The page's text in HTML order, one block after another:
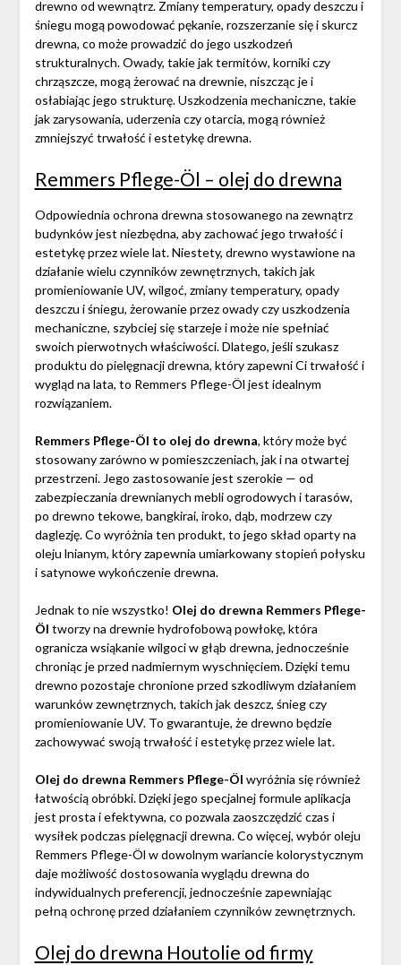
drewno od wewnątrz. Zmiany temperatury, opady deszczu i
śniegu mogą powodować pękanie, rozszerzanie się i skurcz
drewna, co może prowadzić do jego uszkodzeń
strukturalnych. Owady, takie jak termitów, korniki czy
chrząszcze, mogą żerować na drewnie, niszcząc je i
osłabiając jego strukturę. Uszkodzenia mechaniczne, takie
jak zarysowania, uderzenia czy otarcia, mogą również
zmniejszyć trwałość i estetykę drewna.
Remmers Pflege-Öl – olej do drewna
Odpowiednia ochrona drewna stosowanego na zewnątrz
budynków jest niezbędna, aby zachować jego trwałość i
estetykę przez wiele lat. Niestety, drewno wystawione na
działanie wielu czynników zewnętrznych, takich jak
promieniowanie UV, wilgoć, zmiany temperatury, opady
deszczu i śniegu, żerowanie przez owady czy uszkodzenia
mechaniczne, szybciej się starzeje i może nie spełniać
swoich pierwotnych właściwości. Dlatego, jeśli szukasz
produktu do pielęgnacji drewna, który zapewni Ci trwałość i
wygląd na lata, to Remmers Pflege-Öl jest idealnym
rozwiązaniem.
Remmers Pflege-Öl to olej do drewna, który może być
stosowany zarówno w pomieszczeniach, jak i na otwartej
przestrzeni. Jego zastosowanie jest szerokie — od
zabezpieczania drewnianych mebli ogrodowych i tarasów,
po drewno tekowe, bangkirai, iroko, dąb, modrzew czy
daglezję. Co wyróżnia ten produkt, to jego skład oparty na
oleju lnianym, który zapewnia umiarkowany stopień połysku
i satynowe wykończenie drewna.
Jednak to nie wszystko! Olej do drewna Remmers Pflege-
Öl tworzy na drewnie hydrofobową powłokę, która
ogranicza wsiąkanie wilgoci w głąb drewna, jednocześnie
chroniąc je przed nadmiernym wyschnięciem. Dzięki temu
drewno pozostaje chronione przed szkodliwym działaniem
warunków zewnętrznych, takich jak deszcz, śnieg czy
promieniowanie UV. To gwarantuje, że drewno będzie
zachowywać swoją trwałość i estetykę przez wiele lat.
Olej do drewna Remmers Pflege-Öl wyróżnia się również
łatwością obróbki. Dzięki jego specjalnej formule aplikacja
jest prosta i efektywna, co pozwala zaoszczędzić czas i
wysiłek podczas pielęgnacji drewna. Co więcej, wybór oleju
Remmers Pflege-Öl w dowolnym wariancie kolorystycznym
daje możliwość dostosowania wyglądu drewna do
indywidualnych preferencji, jednocześnie zapewniając
pełną ochronę przed działaniem czynników zewnętrznych.
Olej do drewna Houtolie od firmy